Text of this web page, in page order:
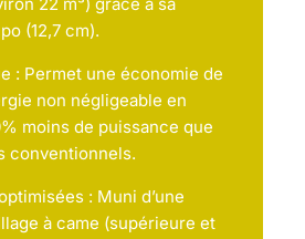
(12,7 cm).
: Permet une économie de
non négligeable en
moins de puissance que
conventionnels.
: Muni d’une
à came (supérieure et